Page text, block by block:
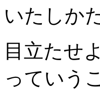
いたしか
目立たせ
っていう